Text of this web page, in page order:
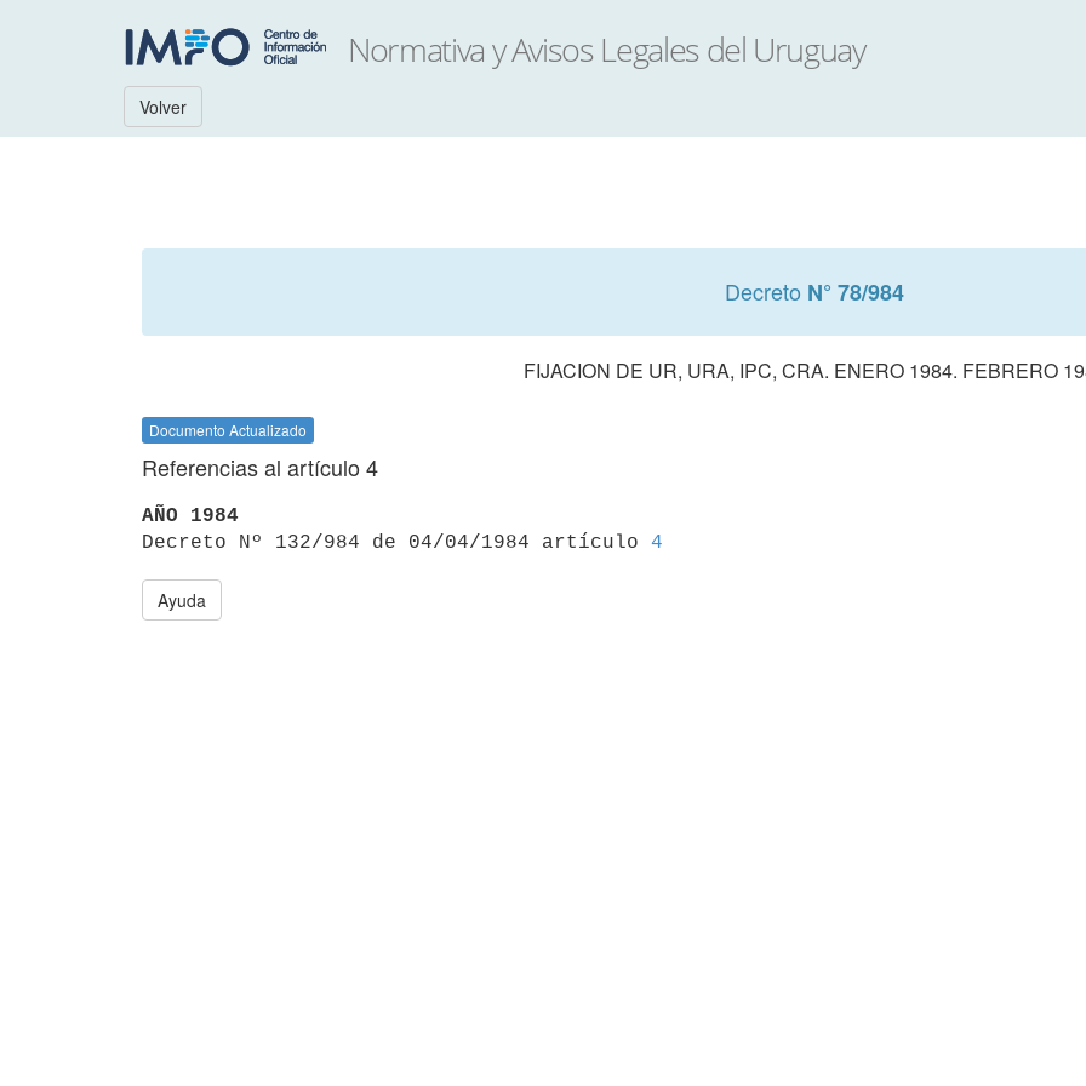
Volver
Decreto N° 78/984
FIJACION DE UR, URA, IPC, CRA. ENERO 1984. FEBRERO
Documento Actualizado
Referencias al artículo 4
AÑO 1984
Decreto Nº 132/984 de 04/04/1984 artículo 4
Ayuda